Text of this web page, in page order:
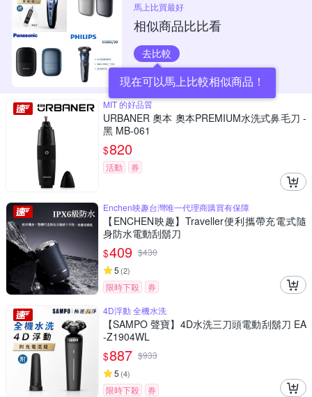
馬上比買最好
相似商品比比看
去比較
現在可以馬上比較相似商品！
MIT 的好品質
URBANER 奧本 奧本PREMIUM水洗式鼻毛刀 -
黑 MB-061
$820
活動 券
Enchen映趣台灣唯一代理商購買有保障
【ENCHEN映趣】Traveller便利攜帶充電式隨
身防水電動刮鬍刀
$409 $430
5 (2)
限時下殺
券
4D浮動 全機水洗
【SAMPO 聲寶】4D水洗三刀頭電動刮鬍刀 EA
-Z1904WL
$887 $933
5 (4)
限時下殺
券